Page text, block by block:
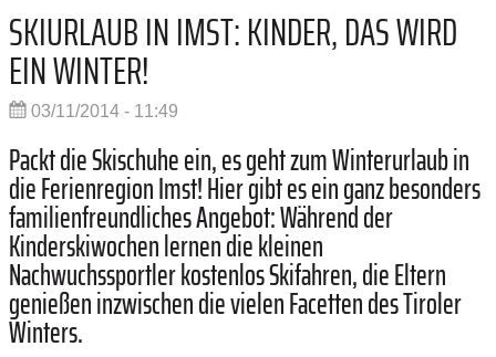
SKIURLAUB IN IMST: KINDER, DAS WIRD
EIN WINTER!
03/11/2014 - 11:49
Packt die Skischuhe ein, es geht zum Winterurlaub in
die Ferienregion Imst! Hier gibt es ein ganz besonders
familienfreundliches Angebot: Während der
Kinderskiwochen lernen die kleinen
Nachwuchssportler kostenlos Skifahren, die Eltern
genießen inzwischen die vielen Facetten des Tiroler
Winters.